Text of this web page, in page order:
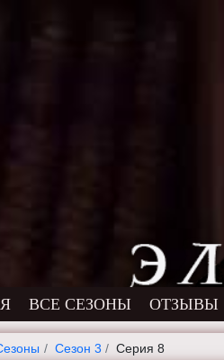
ВСЕ СЕЗОНЫ ОТЗЫВЫ
Сезон 3 Серия 8